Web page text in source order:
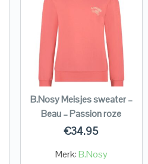
B.Nosy Meisjes sweater –
Beau – Passion roze
€34.95
Merk:B.Nosy